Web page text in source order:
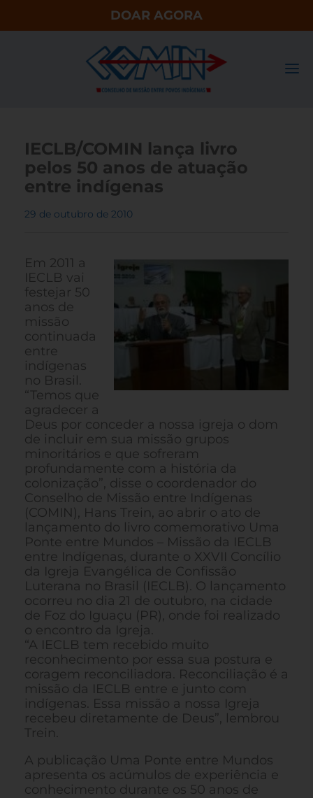
DOAR AGORA
IECLB/COMIN lança livro
pelos 50 anos de atuação
entre indígenas
29 de outubro de 2010
Em 2011 a
IECLB vai
festejar 50
anos de
missão
continuada
entre
indígenas
no Brasil.
“Temos que
agradecer a
Deus por conceder a nossa igreja o dom
de incluir em sua missão grupos
minoritários e que sofreram
profundamente com a história da
colonização”, disse o coordenador do
Conselho de Missão entre Indígenas
(COMIN), Hans Trein, ao abrir o ato de
lançamento do livro comemorativo Uma
Ponte entre Mundos – Missão da IECLB
entre Indígenas, durante o XXVII Concílio
da Igreja Evangélica de Confissão
Luterana no Brasil (IECLB). O lançamento
ocorreu no dia 21 de outubro, na cidade
de Foz do Iguaçu (PR), onde foi realizado
o encontro da Igreja.
“A IECLB tem recebido muito
reconhecimento por essa sua postura e
coragem reconciliadora. Reconciliação é a
missão da IECLB entre e junto com
indígenas. Essa missão a nossa Igreja
recebeu diretamente de Deus”, lembrou
Trein.
A publicação Uma Ponte entre Mundos
apresenta os acúmulos de experiência e
conhecimento durante os 50 anos de